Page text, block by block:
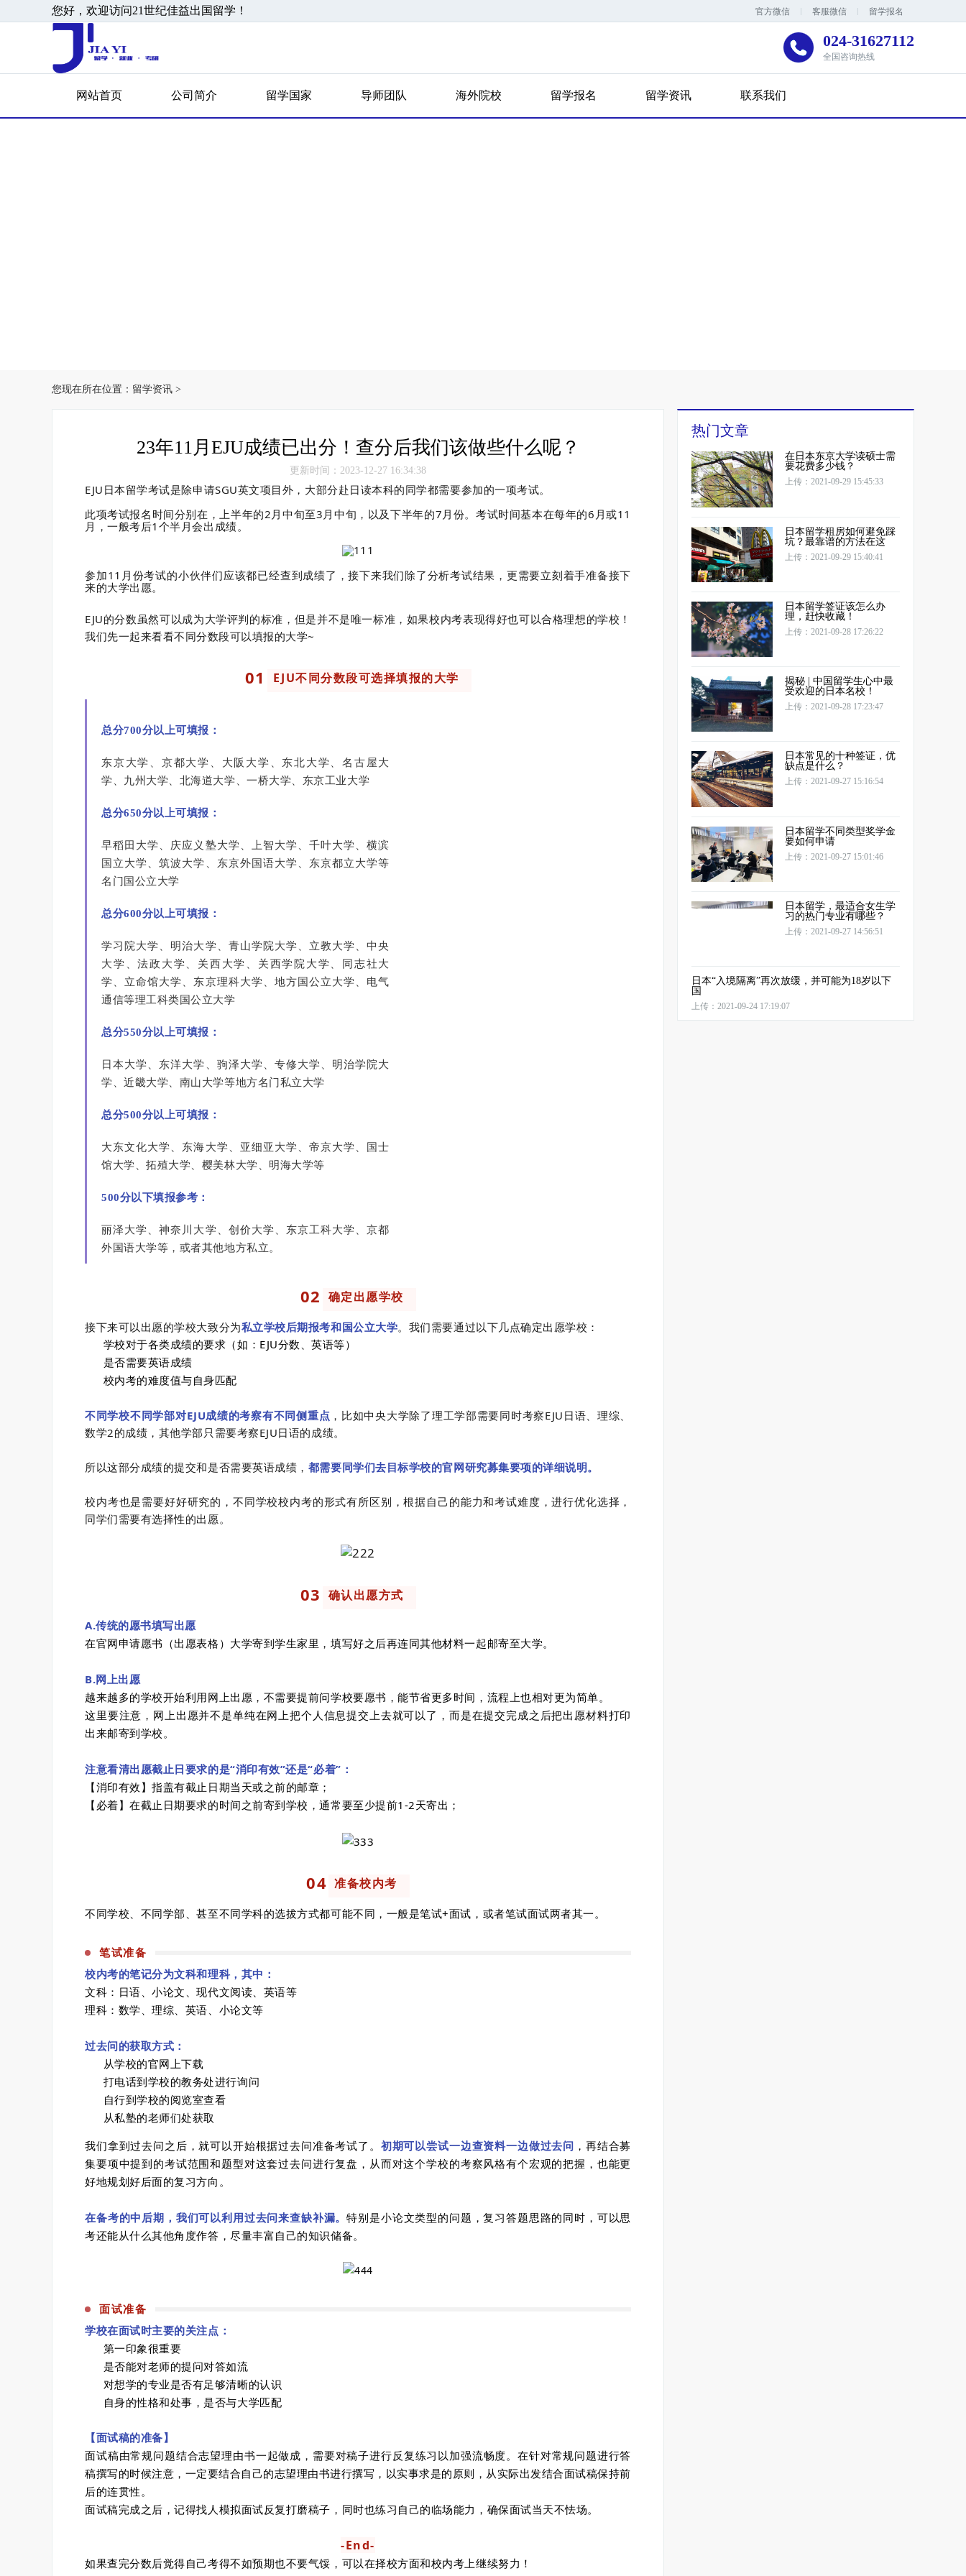
您好，欢迎访问21世纪佳益出国留学！ 官方微信 客服微信 留学报名
024-31627112
全国咨询热线
网站首页 公司简介 留学国家 导师团队 海外院校 留学报名 留学资讯 联系我们
您现在所在位置： 留学资讯 >
23年11月EJU成绩已出分！查分后我们该做些什么呢？
更新时间：2023-12-27 16:34:38
EJU日本留学考试是除申请SGU英文项目外，大部分赴日读本科的同学都需要参加的一项考试。
此项考试报名时间分别在，上半年的2月中旬至3月中旬，以及下半年的7月份。考试时间基本在每年的6月或11
月，一般考后1个半月会出成绩。
参加11月份考试的小伙伴们应该都已经查到成绩了 ，接下来我们除了分析考试结果， 更需要立刻着手准备接下
来的大学出愿。
EJU的分数虽然可以成为大学评判的标准， 但是并不是唯一标准， 如果校内考表现得好也可以合格理想的学校！
我们先一起来看看不同分数段可以填报的大学~
01 EJU不同分数段可选择填报的大学
总分700分以上可填报：
东京大学、京都大学、大阪大学、东北大学、名古屋大
学、九州大学、北海道大学、一桥大学、东京工业大学
总分650分以上可填报：
早稻田大学、庆应义塾大学、上智大学、千叶大学、横滨
国立大学、筑波大学、东京外国语大学、东京都立大学等
名门国公立大学
总分600分以上可填报：
学习院大学、明治大学、青山学院大学、立教大学、中央
大学、法政大学、关西大学、关西学院大学、同志社大
学、立命馆大学、东京理科大学、地方国公立大学、电气
通信等理工科类国公立大学
总分550分以上可填报：
日本大学、东洋大学、驹泽大学、专修大学、明治学院大
学、近畿大学、南山大学等地方名门私立大学
总分500分以上可填报：
大东文化大学、东海大学、亚细亚大学、帝京大学、国士
馆大学、拓殖大学、樱美林大学、明海大学等
500分以下填报参考：
丽泽大学、神奈川大学、创价大学、东京工科大学、京都
外国语大学等，或者其他地方私立。
02 确定出愿学校
接下来可以出愿的学校大致分为私立学校后期报考和国公立大学。我们需要通过以下几点确定出愿学校：
学校对于各类成绩的要求（如：EJU分数、英语等）
是否需要英语成绩
校内考的难度值与自身匹配
不同学校不同学部对EJU成绩的考察有不同侧重点 ，比如中央大学除了理工学部需要同时考察EJU日语、理综、
数学2的成绩，其他学部只需要考察EJU日语的成绩。
所以这部分成绩的提交和是否需要英语成绩， 都需要同学们去目标学校的官网研究募集要项的详细说明。
校内考也是需要好好研究的，不同学校校内考的形式有所区别，根据自己的能力和考试难度，进行优化选择，
同学们需要有选择性的出愿。
03 确认出愿方式
A.传统的愿书填写出愿
在官网申请愿书（出愿表格）大学寄到学生家里，填写好之后再连同其他材料一起邮寄至大学。
B.网上出愿
越来越多的学校开始利用网上出愿，不需要提前问学校要愿书，能节省更多时间，流程上也相对更为简单。
这里要注意，网上出愿并不是单纯在网上把个人信息提交上去就可以了，而是在提交完成之后把出愿材料打印
出来邮寄到学校。
注意看清出愿截止日要求的是“消印有效”还是“必着”：
【消印有效】指盖有截止日期当天或之前的邮章；
【必着】在截止日期要求的时间之前寄到学校，通常要至少提前1-2天寄出；
04 准备校内考
不同学校、不同学部、甚至不同学科的选拔方式都可能不同，一般是笔试+面试，或者笔试面试两者其一。
笔试准备
校内考的笔记分为文科和理科，其中：
文科：日语、小论文、现代文阅读、英语等
理科：数学、理综、英语、小论文等
过去问的获取方式：
从学校的官网上下载
打电话到学校的教务处进行询问
自行到学校的阅览室查看
从私塾的老师们处获取
我们拿到过去问之后，就可以开始根据过去问准备考试了。 初期可以尝试一边查资料一边做过去问 ，再结合募
集要项中提到的考试范围和题型对这套过去问进行复盘，从而对这个学校的考察风格有个宏观的把握，也能更
好地规划好后面的复习方向。
在备考的中后期，我们可以利用过去问来查缺补漏。特别是小论文类型的问题，复习答题思路的同时，可以思
考还能从什么其他角度作答，尽量丰富自己的知识储备。
面试准备
学校在面试时主要的关注点：
第一印象很重要
是否能对老师的提问对答如流
对想学的专业是否有足够清晰的认识
自身的性格和处事，是否与大学匹配
【面试稿的准备】
面试稿由常规问题结合志望理由书一起做成，需要对稿子进行反复练习以加强流畅度。在针对常规问题进行答
稿撰写的时候注意，一定要结合自己的志望理由书进行撰写，以实事求是的原则，从实际出发结合面试稿保持前
后的连贯性。
面试稿完成之后，记得找人模拟面试反复打磨稿子，同时也练习自己的临场能力，确保面试当天不怯场。
-End-
如果查完分数后觉得自己考得不如预期也不要气馁，可以在择校方面和校内考上继续努力！
热门文章
在日本东京大学读硕士需
要花费多少钱？
上传：2021-09-29 15:45:33
日本留学租房如何避免踩
坑？最靠谱的方法在这
上传：2021-09-29 15:40:41
日本留学签证该怎么办
理，赶快收藏！
上传：2021-09-28 17:26:22
揭秘 | 中国留学生心中最
受欢迎的日本名校！
上传：2021-09-28 17:23:47
日本常见的十种签证，优
缺点是什么？
上传：2021-09-27 15:16:54
日本留学不同类型奖学金
要如何申请
上传：2021-09-27 15:01:46
日本留学，最适合女生学
习的热门专业有哪些？
上传：2021-09-27 14:56:51
日本“入境隔离”再次放缓，并可能为18岁以下
国
上传：2021-09-24 17:19:07